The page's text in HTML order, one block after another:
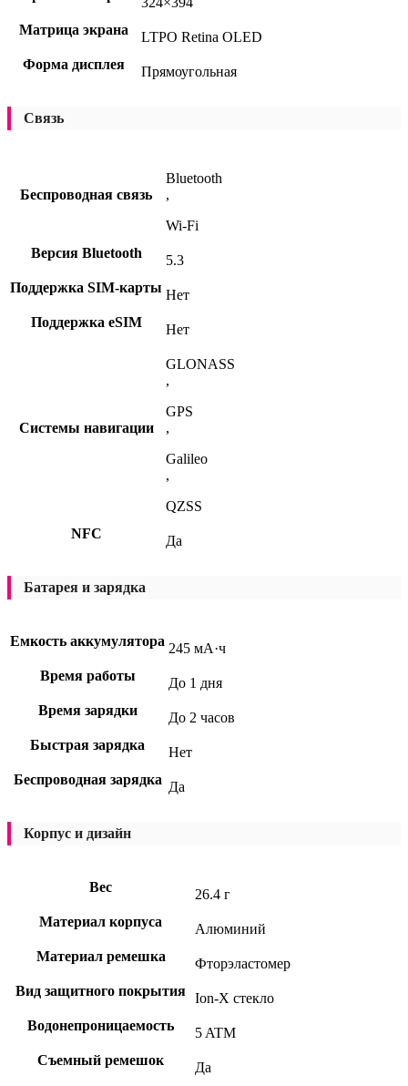
Матрица экрана
LTPO Retina OLED
Форма дисплея
Прямоугольная
Связь
Беспроводная связь
Bluetooth
,
Wi-Fi
Версия Bluetooth
5.3
Поддержка SIM-карты Нет
Поддержка eSIM
Нет
Системы навигации
GLONASS
,
GPS
,
Galileo
,
QZSS
NFC
Да
Батарея и зарядка
Емкость аккумулятора 245 мА·ч
Время работы
До 1 дня
Время зарядки
До 2 часов
Быстрая зарядка
Нет
Беспроводная зарядка Да
Корпус и дизайн
Вес
26.4 г
Материал корпуса
Алюминий
Материал ремешка
Фторэластомер
Вид защитного покрытия Ion-X стекло
Водонепроницаемость
5 ATM
Съемный ремешок
Да